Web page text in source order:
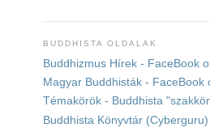
BUDDHISTA OLDALAK
Buddhizmus Hírek - FaceBook
Magyar Buddhisták - FaceBook
Témakörök - Buddhista
Buddhista Könyvtár (Cyberguru)